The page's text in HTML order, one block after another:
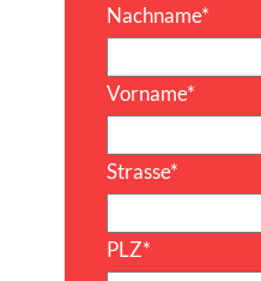
Nachname*
Vorname*
Strasse*
PLZ*